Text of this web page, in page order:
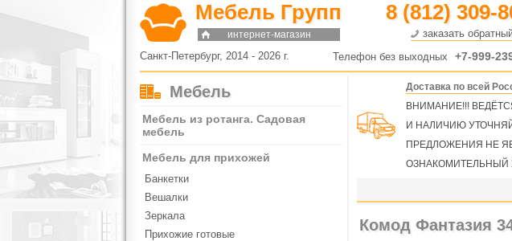
Мебель Групп
интернет-магазин
8 (812) 309-
заказать
Санкт-Петербург, 2014 - 2026 г. Телефон без выходных +7-999-
Мебель
Мебель из ротанга. Садовая
мебель
Мебель для прихожей
Банкетки
Вешалки
Зеркала
Прихожие готовые
Доставка по всей
ВНИМАНИЕ!!!
И НАЛИЧИЮ
ПРЕДЛОЖЕНИЯ НЕ
ОЗНАКОМИТЕЛЬНЫЙ
Комод Фантазия